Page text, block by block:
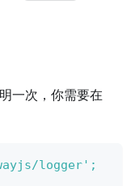
一次，你需要在
logger';